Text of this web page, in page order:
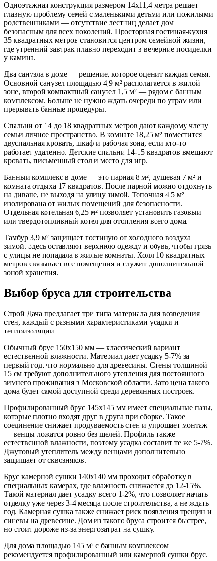
Одноэтажная конструкция размером 14х11,4 метра решает
главную проблему семей с маленькими детьми или пожилыми
родственниками — отсутствие лестниц делает дом
безопасным для всех поколений. Просторная гостиная-кухня
35 квадратных метров становится центром семейной жизни,
где утренний завтрак плавно переходит в вечерние посиделки
у камина.
Два санузла в доме — решение, которое оценит каждая семья.
Основной санузел площадью 4,9 м² располагается в жилой
зоне, второй компактный санузел 1,5 м² — рядом с банным
комплексом. Больше не нужно ждать очереди по утрам или
прерывать банные процедуры.
Спальни от 14 до 18 квадратных метров дают каждому члену
семьи личное пространство. В комнате 18,25 м² поместится
двуспальная кровать, шкаф и рабочая зона, если кто-то
работает удаленно. Детские спальни 14-15 квадратов вмещают
кровать, письменный стол и место для игр.
Банный комплекс в доме — это парная 8 м², душевая 7 м² и
комната отдыха 17 квадратов. После парной можно отдохнуть
на диване, не выходя на улицу зимой. Топочная 4,5 м²
изолирована от жилых помещений для безопасности.
Отдельная котельная 6,25 м² позволяет установить газовый
или твердотопливный котел для отопления всего дома.
Тамбур 3,9 м² защищает гостиную от холодного воздуха
зимой. Здесь оставляют верхнюю одежду и обувь, чтобы грязь
с улицы не попадала в жилые комнаты. Холл 10 квадратных
метров связывает все помещения и служит дополнительной
зоной хранения.
Выбор бруса для строительства
Строй Дача предлагает три типа материала для возведения
стен, каждый с разными характеристиками усадки и
теплоизоляции.
Обычный брус 150х150 мм — классический вариант
естественной влажности. Материал дает усадку 5-7% за
первый год, что нормально для древесины. Стены толщиной
15 см требуют дополнительного утепления для постоянного
зимнего проживания в Московской области. Зато цена такого
дома будет самой доступной среди деревянных построек.
Профилированный брус 145х145 мм имеет специальные пазы,
которые плотно входят друг в друга при сборке. Такое
соединение снижает продуваемость стен и упрощает монтаж
— венцы ложатся ровно без щелей. Профиль также
естественной влажности, поэтому усадка составит те же 5-7%.
Джутовый утеплитель между венцами дополнительно
защищает от сквозняков.
Брус камерной сушки 140х140 мм проходит обработку в
специальных камерах, где влажность снижается до 12-15%.
Такой материал дает усадку всего 1-2%, что позволяет начать
отделку уже через 3-4 месяца после строительства, а не ждать
год. Камерная сушка также снижает риск появления трещин и
синевы на древесине. Дом из такого бруса строится быстрее,
но стоит дороже из-за энергозатрат на сушку.
Для дома площадью 145 м² с банным комплексом
рекомендуется профилированный или камерной сушки брус.